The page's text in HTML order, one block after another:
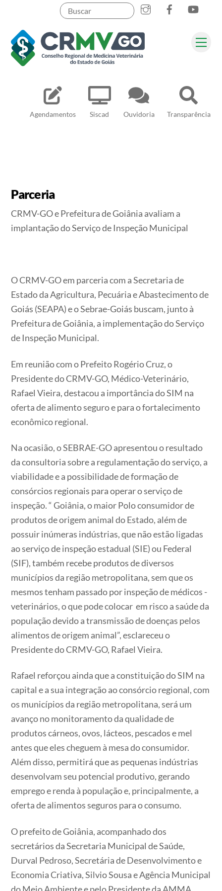
content
Agendamentos Siscad Ouvidoria Transparência
Pesquisar
Parceria
CRMV-GO e Prefeitura de Goiânia avaliam a
implantação do Serviço de Inspeção Municipal
O CRMV-GO em parceria com a Secretaria de
Estado da Agricultura, Pecuária e Abastecimento de
Goiás (SEAPA) e o Sebrae-Goiás buscam, junto à
Prefeitura de Goiânia, a implementação do Serviço
de Inspeção Municipal.
Em reunião com o Prefeito Rogério Cruz, o
Presidente do CRMV-GO, Médico-Veterinário,
Rafael Vieira, destacou a importância do SIM na
oferta de alimento seguro e para o fortalecimento
econômico regional.
Na ocasião, o SEBRAE-GO apresentou o resultado
da consultoria sobre a regulamentação do serviço, a
viabilidade e a possibilidade de formação de
consórcios regionais para operar o serviço de
inspeção. “ Goiânia, o maior Polo consumidor de
produtos de origem animal do Estado, além de
possuir inúmeras indústrias, que não estão ligadas
ao serviço de inspeção estadual (SIE) ou Federal
(SIF), também recebe produtos de diversos
municípios da região metropolitana, sem que os
mesmos tenham passado por inspeção de médicos -
veterinários, o que pode colocar em risco a saúde da
população devido a transmissão de doenças pelos
alimentos de origem animal”, esclareceu o
Presidente do CRMV-GO, Rafael Vieira.
Rafael reforçou ainda que a constituição do SIM na
capital e a sua integração ao consórcio regional, com
os municípios da região metropolitana, será um
avanço no monitoramento da qualidade de
produtos cárneos, ovos, lácteos, pescados e mel
antes que eles cheguem à mesa do consumidor.
Além disso, permitirá que as pequenas indústrias
desenvolvam seu potencial produtivo, gerando
emprego e renda à população e, principalmente, a
oferta de alimentos seguros para o consumo.
O prefeito de Goiânia, acompanhado dos
secretários da Secretaria Municipal de Saúde,
Durval Pedroso, Secretária de Desenvolvimento e
Economia Criativa, Silvio Sousa e Agência Municipal